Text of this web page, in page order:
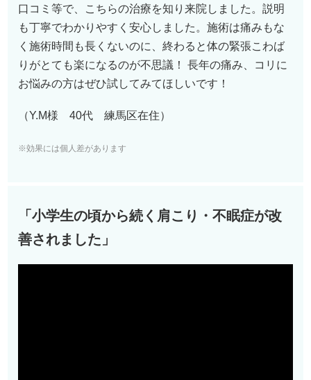
口コミ等で、こちらの治療を知り来院しました。説明
も丁寧でわかりやすく安心しました。施術は痛みもな
く施術時間も長くないのに、終わると体の緊張こわば
りがとても楽になるのが不思議！ 長年の痛み、コリに
お悩みの方はぜひ試してみてほしいです！
（Y.M様 40代 練馬区在住）
※効果には個人差があります
「小学生の頃から続く肩こり・不眠症が改
善されました」